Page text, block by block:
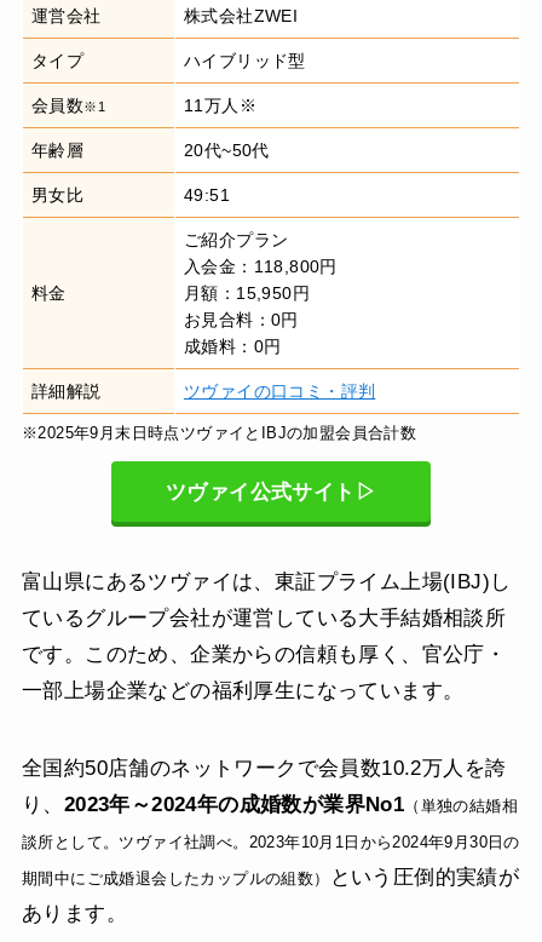
運営会社 株式会社ZWEI
タイプ ハイブリッド型
会員数※1 11万人※
年齢層 20代~50代
男女比 49:51
料金
ご紹介プラン
入会金：118,800円
月額：15,950円
お見合料：0円
成婚料：0円
詳細解説 ツヴァイの口コミ・評判
※2025年9月末日時点ツヴァイとIBJの加盟会員合計数
ツヴァイ公式サイト▷
富山県にあるツヴァイは、東証プライム上場(IBJ)し
ているグループ会社が運営している大手結婚相談所
です。このため、企業からの信頼も厚く、官公庁・
一部上場企業などの福利厚生になっています。
全国約50店舗のネットワークで会員数10.2万人を誇
り、 2023年～2024年の成婚数が業界No1 （単独の結婚相
談所として。ツヴァイ社調べ。2023年10月1日から2024年9月30日の
期間中にご成婚退会したカップルの組数）
という圧倒的実績が
あります。